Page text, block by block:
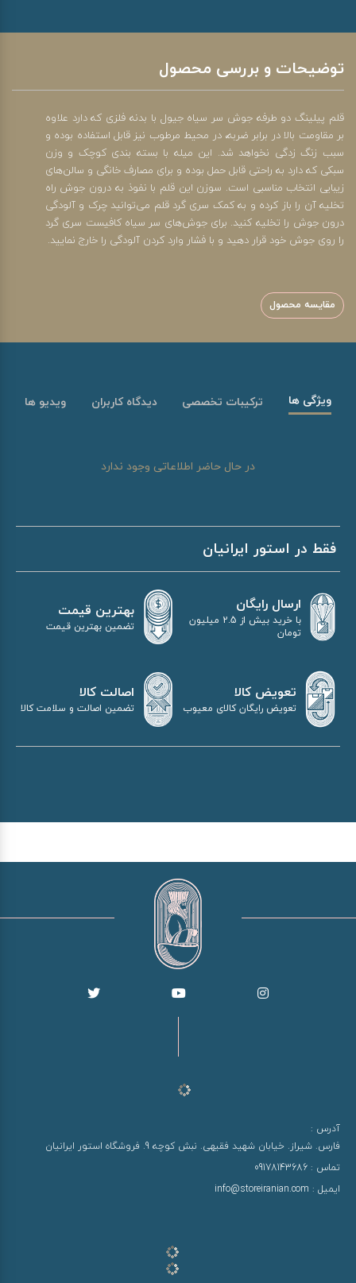
توضیحات و بررسی محصول
قلم پیلینگ دو طرفه جوش سر سیاه جیول با بدنه فلزی که دارد علاوه
بر مقاومت بالا در برابر ضربه، در محیط مرطوب نیز قابل استفاده بوده و
سبب زنگ زدگی نخواهد شد. این میله با بسته بندی کوچک و وزن
سبکی که دارد به راحتی قابل حمل بوده و برای مصارف خانگی و سالن‌های
زیبایی انتخاب مناسبی است. سوزن این قلم با نفوذ به درون جوش راه
تخلیه آن را باز کرده و به کمک سری گرد قلم می‌توانید چرک و آلودگی
درون جوش را تخلیه کنید. برای جوش‌های سر سیاه کافیست سری گرد
را روی جوش خود قرار دهید و با فشار وارد کردن آلودگی را خارج نمایید.
مقایسه محصول
ویژگی ها ترکیبات تخصصی دیدگاه کاربران ویدیو ها
در حال حاضر اطلاعاتی وجود ندارد
فقط در استور ایرانیان
ارسال رایگان
با خرید بیش از 2.5 میلیون
تومان
بهترین قیمت
تضمین بهترین قیمت
تعویض کالا
تعویض رایگان کالای معیوب
اصالت کالا
تضمین اصالت و سلامت کالا
آدرس :
فارس. شیراز. خیابان شهید فقیهی. نبش کوچه 9. فروشگاه استور ایرانیان
تماس : 09178143686
ایمیل : info@storeiranian.com